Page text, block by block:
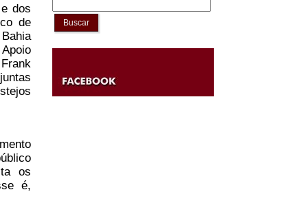
dos
de
os
é,
Buscar